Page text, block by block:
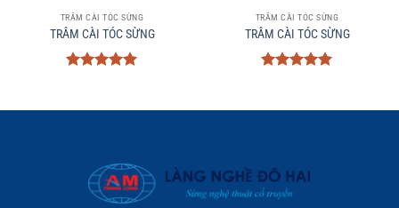
TRÂM CÀI TÓC SỪNG
TRÂM CÀI TÓC SỪNG
sao
TRÂM CÀI TÓC SỪNG
TRÂM CÀI TÓC SỪNG
sao